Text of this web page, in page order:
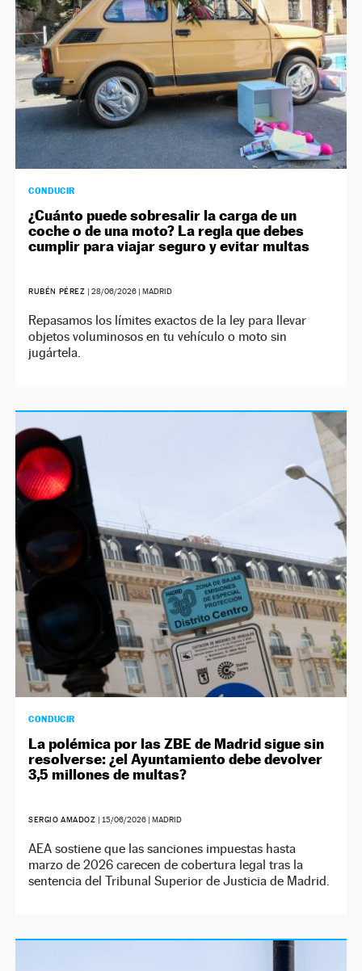
CONDUCIR
¿Cuánto puede sobresalir la carga de un
coche o de una moto? La regla que debes
cumplir para viajar seguro y evitar multas
RUBÉN PÉREZ |28/06/2026 | MADRID
Repasamos los límites exactos de la ley para llevar
objetos voluminosos en tu vehículo o moto sin
jugártela.
CONDUCIR
La polémica por las ZBE de Madrid sigue sin
resolverse: ¿el Ayuntamiento debe devolver
3,5 millones de multas?
SERGIO AMADOZ | 15/06/2026 | MADRID
AEA sostiene que las sanciones impuestas hasta
marzo de 2026 carecen de cobertura legal tras la
sentencia del Tribunal Superior de Justicia de Madrid.